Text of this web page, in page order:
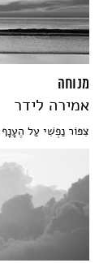
מנוחה
אמירה לידר
צִפּוֹר נַפְשִׁי עַל